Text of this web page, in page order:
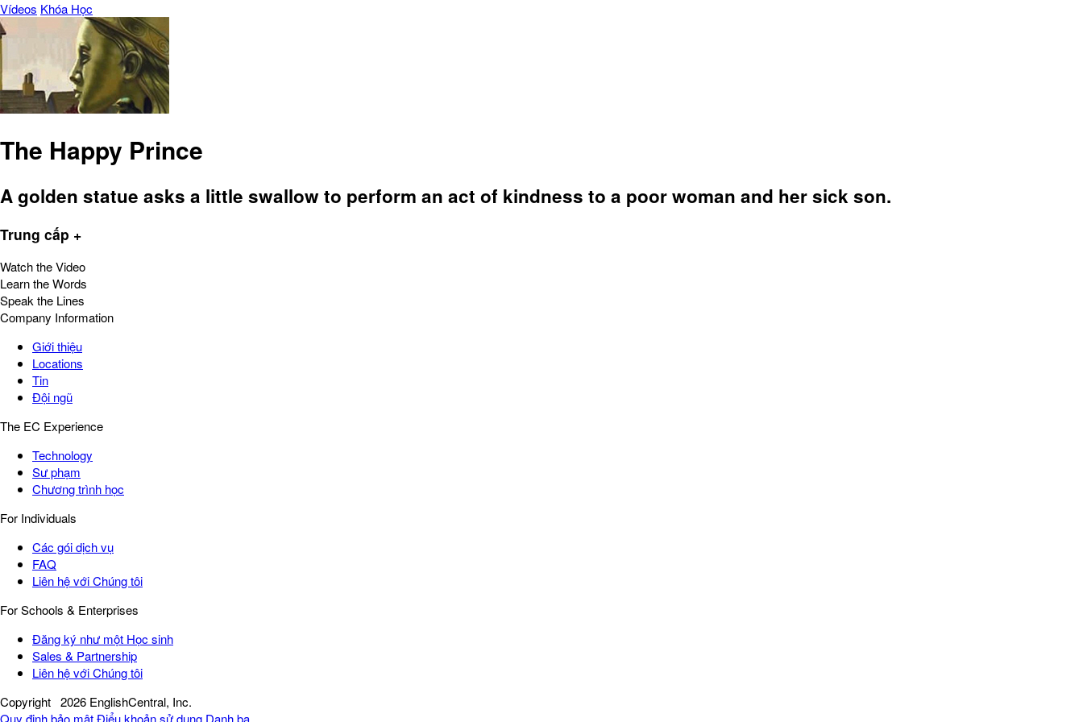
Vídeos Khóa Học
The Happy Prince
A golden statue asks a little swallow to perform an act of kindness to a poor woman and her sick son.
Trung cấp +
Watch the Video
Learn the Words
Speak the Lines
Company Information
Giới thiệu
Locations
Tin
Đội ngũ
The EC Experience
Technology
Sư phạm
Chương trình học
For Individuals
Các gói dịch vụ
FAQ
Liên hệ với Chúng tôi
For Schools & Enterprises
Đăng ký như một Học sinh
Sales & Partnership
Liên hệ với Chúng tôi
Copyright 2026 EnglishCentral, Inc.